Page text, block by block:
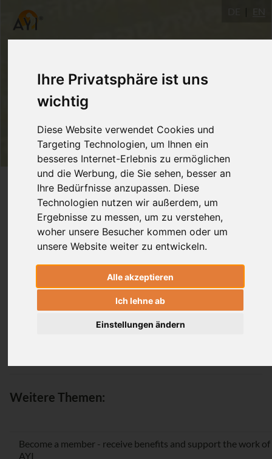
Ihre Privatsphäre ist uns
wichtig
Diese Website verwendet Cookies und
Targeting Technologien, um Ihnen ein
besseres Internet-Erlebnis zu ermöglichen
und die Werbung, die Sie sehen, besser an
Ihre Bedürfnisse anzupassen. Diese
Technologien nutzen wir außerdem, um
Ergebnisse zu messen, um zu verstehen,
woher unsere Besucher kommen oder um
unsere Website weiter zu entwickeln.
Alle akzeptieren
Ich lehne ab
Einstellungen ändern
Login
Passwort vergessen / Registrieren
Weitere Themen:
Become a member - receive benefits and support the work of
AYI